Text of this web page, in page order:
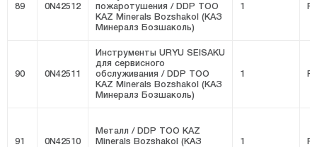
89 0N42512
пожаротушения / DDP ТОО
KAZ Minerals Bozshakol (КАЗ
Минералз Бозшаколь)
1
90 0N42511
Инструменты URYU SEISAKU
для сервисного
обслуживания / DDP ТОО
KAZ Minerals Bozshakol (КАЗ
Минералз Бозшаколь)
1
91 0N42510
Металл / DDP ТОО KAZ
Minerals Bozshakol (КАЗ
1